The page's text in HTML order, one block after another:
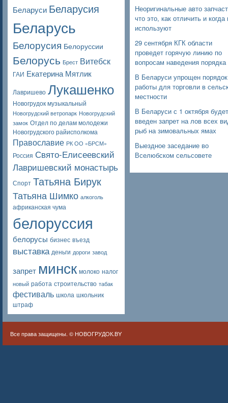
Беларуси Беларусия
Беларусь
Белорусия Белоруссии
Белорусь Брест Витебск
ГАИ Екатерина Мятлик
Лавришево Лукашенко
Новогрудок музыкальный
Новогрудский ветропарк Новогрудский
замок Отдел по делам молодежи
Новогрудского райисполкома
Православие РК ОО «БРСМ»
Россия Свято-Елисеевский
Лавришевский монастырь
Спорт Татьяна Бирук
Татьяна Шимко алкоголь
африканская чума
белоруссия
белорусы бизнес въезд
выставка деньги дороги завод
запрет минск молоко налог
новый работа строительство табак
фестиваль школа школьник
штраф
Неоригинальные авто
что это, как отличить и когда
используют
29 сентября КГК области
проведет горячую линию по
вопросам наведения порядка
В Беларуси упрощен порядок
работы для торговли в
местности
В Беларуси с 1 октября будет
введен запрет на лов всех
рыб на зимовальных ямах
Выездное заседание во
Вселюбском сельсовете
Все права защищены. © НОВОГРУДОК.BY